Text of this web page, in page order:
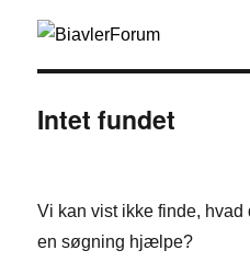
Intet fundet
Vi kan vist ikke finde, hvad
en søgning hjælpe?